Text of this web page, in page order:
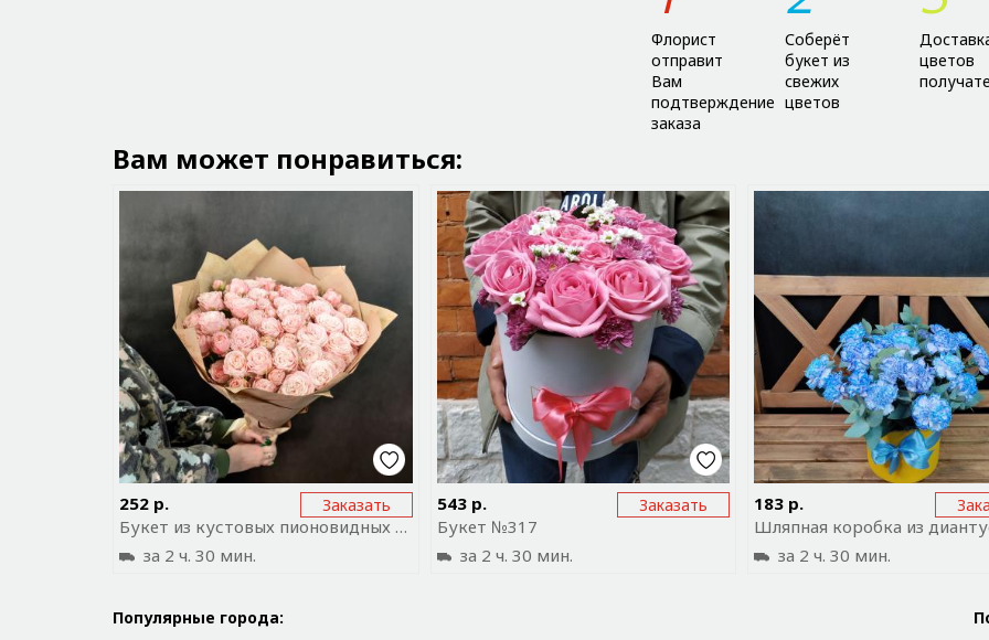
Флорист
отправит
Вам
подтверждение
заказа
Соберёт
букет из
свежих
цветов
цветов
Вам может понравиться:
Заказать
252 р.
Букет из кустовых пионовидных роз "Фея"
за 2 ч. 30 мин.
Заказать
543 р.
Букет №317
за 2 ч. 30 мин.
Отправить ссылку на приложение
183 р.
за 2 ч. 30 мин.
Популярные города: